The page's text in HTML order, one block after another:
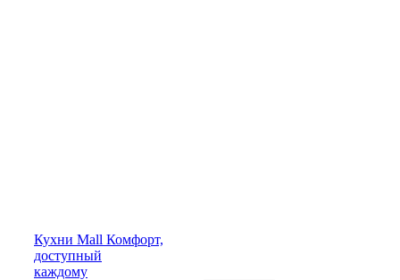
Кухни Mall Комфорт,
доступный
каждому